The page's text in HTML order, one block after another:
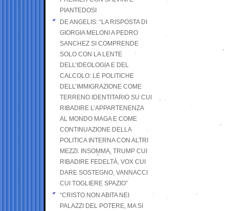
PIANTEDOSI
DE ANGELIS: “LA RISPOSTA DI
GIORGIA MELONI A PEDRO
SANCHEZ SI COMPRENDE
SOLO CON LA LENTE
DELL’IDEOLOGIA E DEL
CALCOLO: LE POLITICHE
DELL’IMMIGRAZIONE COME
TERRENO IDENTITARIO SU CUI
RIBADIRE L’APPARTENENZA
AL MONDO MAGA E COME
CONTINUAZIONE DELLA
POLITICA INTERNA CON ALTRI
MEZZI. INSOMMA, TRUMP CUI
RIBADIRE FEDELTÀ, VOX CUI
DARE SOSTEGNO, VANNACCI
CUI TOGLIERE SPAZIO”
“CRISTO NON ABITA NEI
PALAZZI DEL POTERE, MA SI